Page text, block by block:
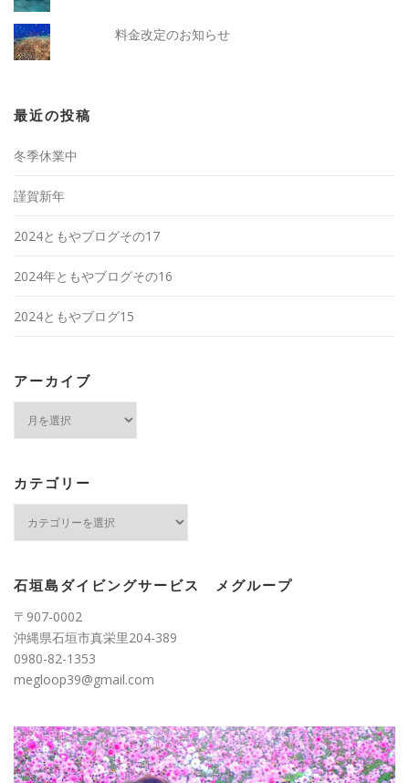
料金改定のお知らせ
最近の投稿
冬季休業中
謹賀新年
2024ともやブログその17
2024年ともやブログその16
2024ともやブログ15
アーカイブ
ブ
カテゴリー
ー
石垣島ダイビングサービス メグループ
〒907-0002
沖縄県石垣市真栄里204-389
0980-82-1353
megloop39@gmail.com